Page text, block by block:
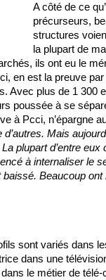
A côté de ce
précurseurs,
structures
la plupart de
ils ont eu le
en est la preuve
Avec plus de 1 300
poussée à se
à Pcci, n’épargne
Mais
plupart d’entre
à internaliser le
Beaucoup ont
sont variés dans
dans une
le métier de